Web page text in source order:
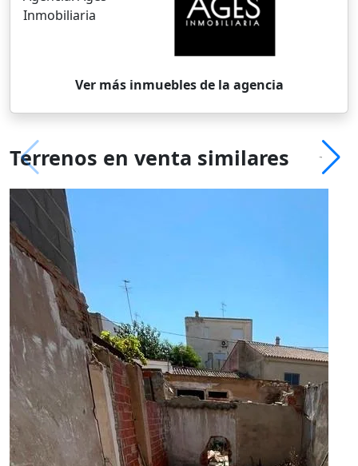
Inmobiliaria
Ver más inmuebles de la agencia
Terrenos en venta similares